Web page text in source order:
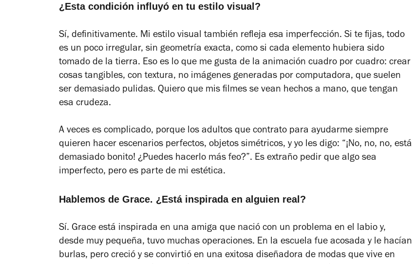
¿Esta condición influyó en tu estilo visual?
Sí, definitivamente. Mi estilo visual también refleja esa imperfección. Si te fijas, todo
es un poco irregular, sin geometría exacta, como si cada elemento hubiera sido
tomado de la tierra. Eso es lo que me gusta de la animación cuadro por cuadro: crear
cosas tangibles, con textura, no imágenes generadas por computadora, que suelen
ser demasiado pulidas. Quiero que mis filmes se vean hechos a mano, que tengan
esa crudeza.
A veces es complicado, porque los adultos que contrato para ayudarme siempre
quieren hacer escenarios perfectos, objetos simétricos, y yo les digo: “¡No, no, no, está
demasiado bonito! ¿Puedes hacerlo más feo?”. Es extraño pedir que algo sea
imperfecto, pero es parte de mi estética.
Hablemos de Grace. ¿Está inspirada en alguien real?
Sí. Grace está inspirada en una amiga que nació con un problema en el labio y,
desde muy pequeña, tuvo muchas operaciones. En la escuela fue acosada y le hacían
burlas, pero creció y se convirtió en una exitosa diseñadora de modas que vive en